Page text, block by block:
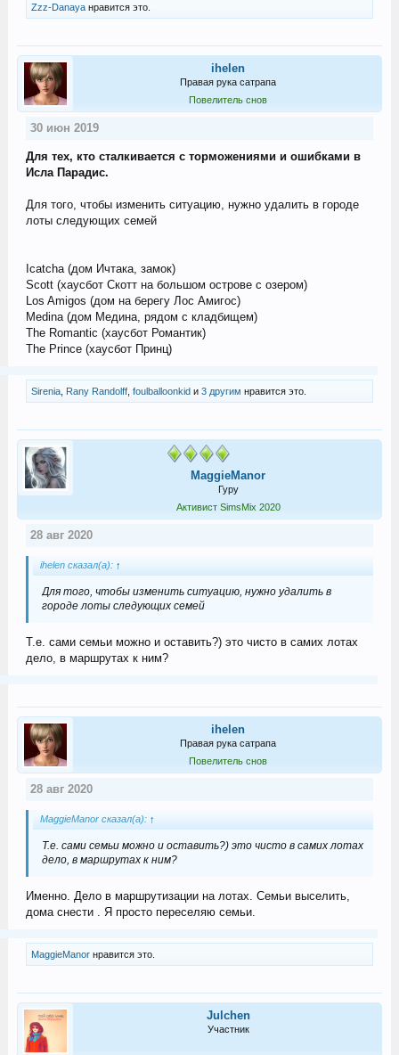
Zzz-Danayaнравится это.
ihelen
Правая рука сатрапа
Повелитель снов
30 июн 2019
Для тех, кто сталкивается с торможениями и ошибками в
Исла Парадис.
Для того, чтобы изменить ситуацию, нужно удалить в городе
лоты следующих семей
Icatcha (дом Ичтака, замок)
Scott (хаусбот Скотт на большом острове с озером)
Los Amigos (дом на берегу Лос Амигос)
Medina (дом Медина, рядом с кладбищем)
The Romantic (хаусбот Романтик)
The Prince (хаусбот Принц)
Sirenia, Rany Randolff, foulballoonkidи 3 другим нравится это.
MaggieManor
Гуру
Активист SimsMix 2020
28 авг 2020
ihelen сказал(а): ↑
Для того, чтобы изменить ситуацию, нужно удалить в
городе лоты следующих семей
Т.е. сами семьи можно и оставить?) это чисто в самих лотах
дело, в маршрутах к ним?
ihelen
Правая рука сатрапа
Повелитель снов
28 авг 2020
MaggieManor сказал(а): ↑
Т.е. сами семьи можно и оставить?) это чисто в самих лотах
дело, в маршрутах к ним?
Именно. Дело в маршрутизации на лотах. Семьи выселить,
дома снести . Я просто переселяю семьи.
MaggieManorнравится это.
Julchen
Участник